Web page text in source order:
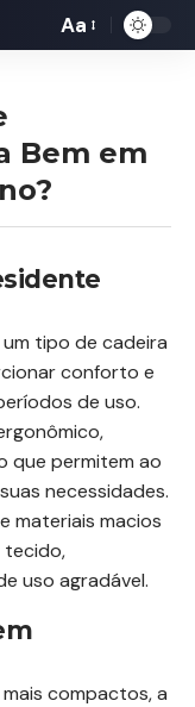
Aa
Bem em
um tipo de cadeira
conforto e
de uso.
que permitem ao
necessidades.
materiais macios
tecido,
uso agradável.
compactos, a